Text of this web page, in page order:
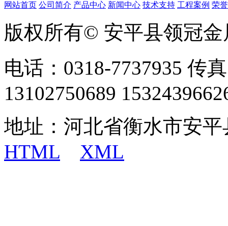
网站首页 公司简介 产品中心 新闻中心 技术支持 工程案例 荣
版权所有© 安平县领冠
电话：0318-7737935 传
13102750689
地址：河北省衡水市安
HTML
XML